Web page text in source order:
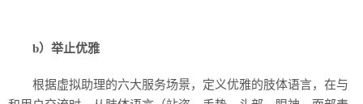
b）举止优雅
根据虚拟助理的六大服务场景，定义优雅的肢体语言，在与